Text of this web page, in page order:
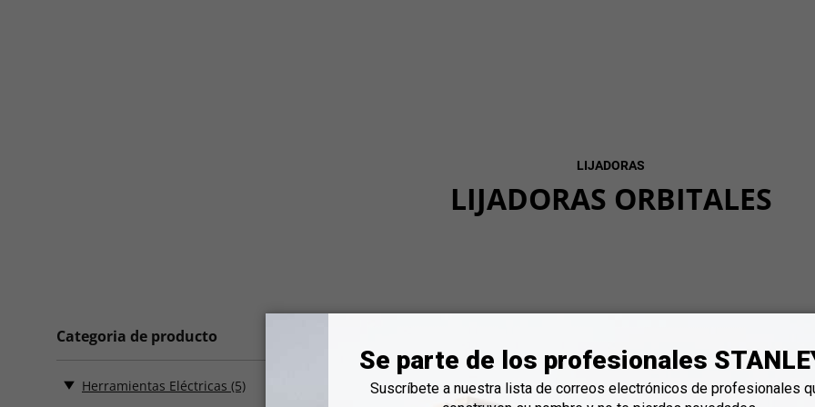
LIJADORAS
LIJADORAS ORBITALES
Categoria de producto
Herramientas Eléctricas (5)